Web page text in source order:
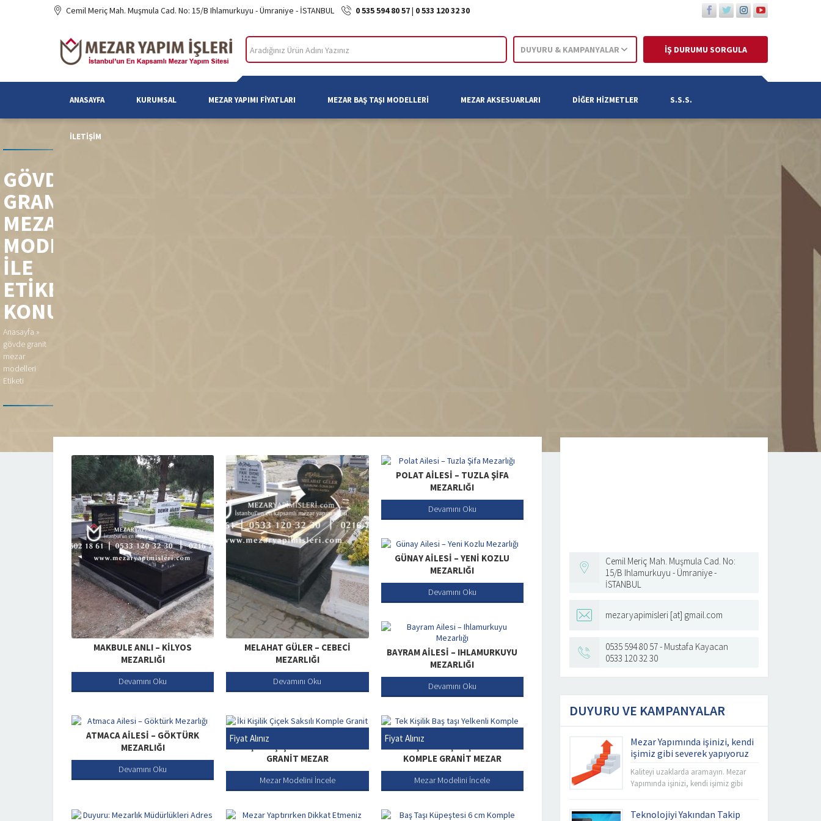
Cemil Meriç Mah. Muşmula Cad. No: 15/B Ihlamurkuyu - Ümraniye - İSTANBUL 0 535 594 80 57| 0 533 120 32 30
DUYURU & KAMPANYALAR İŞ DURUMU SORGULA
ANASAYFA KURUMSAL MEZAR YAPIMI FIYATLARI MEZAR BAŞ TAŞI MODELLERI MEZAR AKSESUARLARI DIĞER HIZMETLER S.S.S.
İLETIŞIM
GÖVDE
GRANIT
MEZAR
MODELLERI
ILE
ETIKETLENEN
KONULAR
Anasayfa »
gövde granit
mezar
modelleri
Etiketi
MAKBULE ANLI – KILYOS
MEZARLIĞI
Devamını Oku
MELAHAT GÜLER – CEBECI
MEZARLIĞI
Devamını Oku
POLAT AILESI – TUZLA ŞIFA
MEZARLIĞI
Devamını Oku
GÜNAY AILESI – YENI KOZLU
MEZARLIĞI
Devamını Oku
BAYRAM AILESI – IHLAMURKUYU
MEZARLIĞI
Devamını Oku
ATMACA AILESI – GÖKTÜRK
MEZARLIĞI
Devamını Oku
İKI KIŞILIK ÇIÇEK SAKSILI KOMPLE
GRANIT MEZAR
Mezar Modelini İncele
Fiyat Alınız
TEK KIŞILIK BAŞ TAŞI YELKENLI
KOMPLE GRANIT MEZAR
Mezar Modelini İncele
Fiyat Alınız
Cemil Meriç Mah. Muşmula Cad. No:
15/B Ihlamurkuyu - Ümraniye -
İSTANBUL
mezaryapimisleri [at] gmail.com
0535 594 80 57 - Mustafa Kayacan
0533 120 32 30
DUYURU VE KAMPANYALAR
Mezar Yapımında işinizi, kendi
işimiz gibi severek yapıyoruz
Kaliteyi uzaklarda aramayın. Mezar
Yapımında işinizi, kendi işimiz gibi
politikası anlayışı ile İstanbul’un tüm
Teknolojiyi Yakından Takip